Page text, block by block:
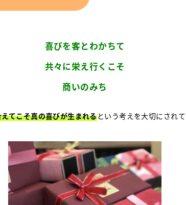
喜びを客とわかちて
共々に栄え行くこそ
商いのみち
てこそ真の喜びが生まれるという考えを大切にされ